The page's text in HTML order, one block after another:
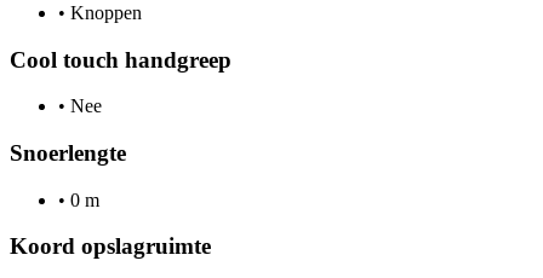
• Knoppen
Cool touch handgreep
• Nee
Snoerlengte
• 0 m
Koord opslagruimte